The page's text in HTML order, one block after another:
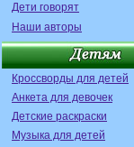
Дети говорят
Наши авторы
Кроссворды для детей
Анкета для девочек
Детские раскраски
Музыка для детей